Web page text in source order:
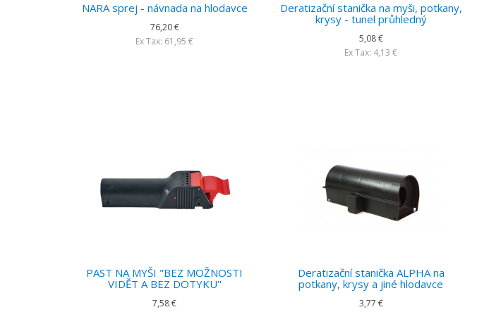
NARA sprej - návnada na hlodavce
76,20 €
Ex Tax: 61,95 €
Deratizační stanička na myši, potkany,
krysy - tunel průhledný
5,08 €
Ex Tax: 4,13 €
PAST NA MYŠI "BEZ MOŽNOSTI
VIDĚT A BEZ DOTYKU"
7,58 €
Deratizační stanička ALPHA na
potkany, krysy a jiné hlodavce
3,77 €